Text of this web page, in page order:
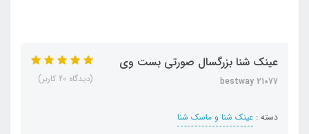
عینک شنا بزرگسال صورتی بست وی
bestway 21077
دسته : عینک شنا و ماسک شنا
(دیدگاه 20 کاربر)